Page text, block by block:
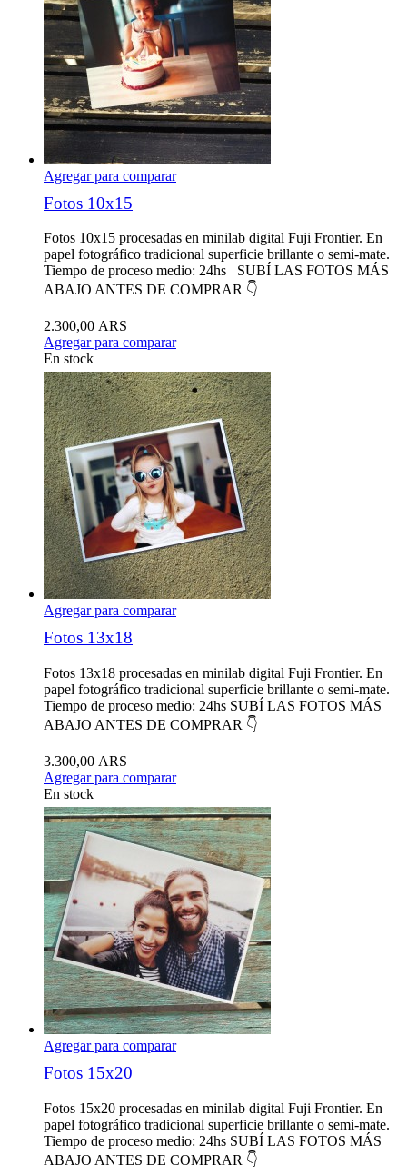
Agregar para comparar
Fotos 10x15
Fotos 10x15 procesadas en minilab digital Fuji Frontier. En
papel fotográfico tradicional superficie brillante o semi-mate.
Tiempo de proceso medio: 24hs SUBÍ LAS FOTOS MÁS
ABAJO ANTES DE COMPRAR 👇
2.300,00 ARS
Agregar para comparar
En stock
Agregar para comparar
Fotos 13x18
Fotos 13x18 procesadas en minilab digital Fuji Frontier. En
papel fotográfico tradicional superficie brillante o semi-mate.
Tiempo de proceso medio: 24hs SUBÍ LAS FOTOS MÁS
ABAJO ANTES DE COMPRAR 👇
3.300,00 ARS
Agregar para comparar
En stock
Agregar para comparar
Fotos 15x20
Fotos 15x20 procesadas en minilab digital Fuji Frontier. En
papel fotográfico tradicional superficie brillante o semi-mate.
Tiempo de proceso medio: 24hs SUBÍ LAS FOTOS MÁS
ABAJO ANTES DE COMPRAR 👇